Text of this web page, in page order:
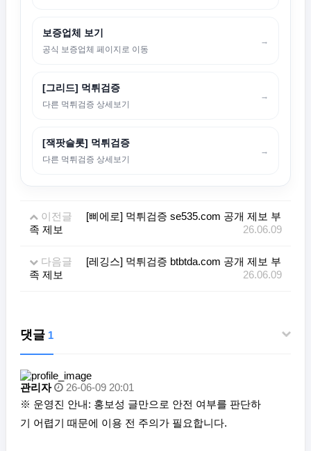
보증업체 보기
공식 보증업체 페이지로 이동
→
[그리드] 먹튀검증
다른 먹튀검증 상세보기
→
[잭팟슬롯] 먹튀검증
다른 먹튀검증 상세보기
→
이전글
[삐에로] 먹튀검증 se535.com 공개 제보 부
족 제보
26.06.09
다음글
[레깅스] 먹튀검증 btbtda.com 공개 제보 부
족 제보
26.06.09
댓글 1
관리자
26-06-09 20:01
※ 운영진 안내: 홍보성 글만으로 안전 여부를 판단하
기 어렵기 때문에 이용 전 주의가 필요합니다.